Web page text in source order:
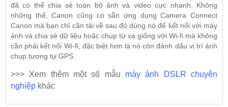
đã có thể chia sẻ toàn bộ ảnh và video cực nhanh. Không
những thế, Canon cũng có sẵn ứng dụng Camera Connect
Canon mà bạn chỉ cần tải về sau đó dùng nó để kết nối với máy
ảnh và chia sẻ dữ liệu hoặc chụp từ xa giống với Wi-fi mà không
cần phải kết nối Wi-fi, đặc biệt hơn là nó còn đánh dấu vị trí ảnh
chụp tương tự GPS.
>>> Xem thêm một số mẫu máy ảnh DSLR chuyên
nghiệp khác